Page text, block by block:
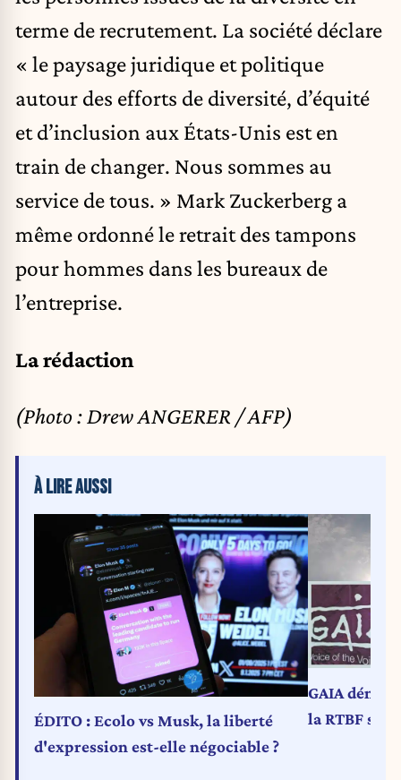
terme de recrutement. La société déclare
« le paysage juridique et politique
autour des efforts de diversité, d’équité
et d’inclusion aux États-Unis est en
train de changer. Nous sommes au
service de tous. » Mark Zuckerberg a
même ordonné le retrait des tampons
pour hommes dans les bureaux de
l’entreprise.
La rédaction
(Photo : Drew ANGERER / AFP)
À LIRE AUSSI
ÉDITO : Ecolo vs Musk, la liberté
d'expression est-elle négociable ?
GAIA
la RTBF sur